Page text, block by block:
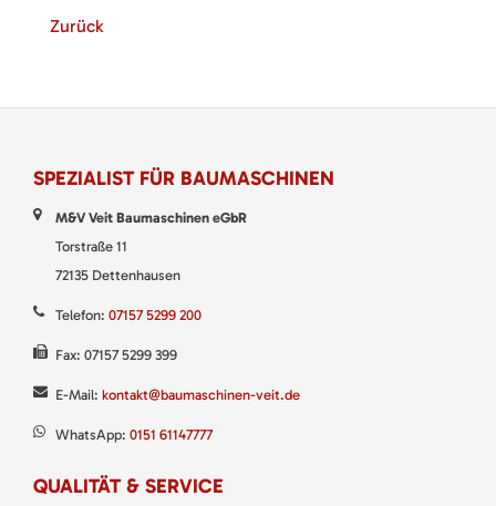
Zurück
SPEZIALIST FÜR BAUMASCHINEN
M&V Veit Baumaschinen eGbR
Torstraße 11
72135 Dettenhausen
Telefon: 07157 5299 200
Fax: 07157 5299 399
E-Mail: kontakt@baumaschinen-veit.de
WhatsApp: 0151 61147777
QUALITÄT & SERVICE